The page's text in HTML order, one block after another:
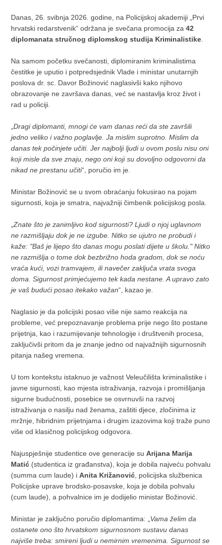
Danas, 26. svibnja 2026. godine, na Policijskoj akademiji „Prvi
hrvatski redarstvenik“ održana je svečana promocija za42
diplomanata stručnog diplomskog studija Kriminalistike
Na samom početku svečanosti, diplomiranim kriminalistima
čestitke je uputio i potpredsjednik Vlade i ministar unutarnjih
poslova dr. sc. Davor Božinović naglasivši kako njihovo
obrazovanje ne završava danas, već se nastavlja kroz život i
rad u policiji.
„Dragi diplomanti, mnogi će vam danas reći da ste završili
jedno veliko i važno poglavlje. Ja mislim suprotno. Mislim da
danas tek počinjete učiti. Jer najbolji ljudi u ovom poslu nisu oni
koji misle da sve znaju, nego oni koji su dovoljno odgovorni da
nikad ne prestanu učiti“, poručio im je.
Ministar Božinović se u svom obraćanju fokusirao na pojam
sigurnosti, koja je smatra, najvažniji čimbenik policijskog posla.
„Znate što je zanimljivo kod sigurnosti? Ljudi o njoj uglavnom
ne razmišljaju dok je ne izgube. Nitko se ujutro ne probudi i
kaže: "Baš je lijepo što danas mogu poslati dijete u školu." Nitko
ne razmišlja o tome dok bezbrižno hoda gradom, dok se noću
vraća kući, vozi tramvajem, ili navečer zaključa vrata svoga
doma. Sigurnost primjećujemo tek kada nestane. A upravo zato
je vaš budući posao itekako važan“, kazao je.
Naglasio je da policijski posao više nije samo reakcija na
probleme, već prepoznavanje problema prije nego što postane
prijetnja, kao i razumijevanje tehnologije i društvenih procesa,
zaključivši pritom da je znanje jedno od najvažnijih sigurnosnih
pitanja našeg vremena.
U tom kontekstu istaknuo je važnost Veleučilišta kriminalistike i
javne sigurnosti, kao mjesta istraživanja, razvoja i promišljanja
sigurne budućnosti, posebice se osvrnuvši na razvoj
istraživanja o nasilju nad ženama, zaštiti djece, zločinima iz
mržnje, hibridnim prijetnjama i drugim izazovima koji traže puno
više od klasičnog policijskog odgovora.
Najuspješnije studentice ove generacije suArijana Marija
Matić (studentica iz građanstva), koja je dobila najveću pohvalu
(summa cum laude) iAnita Križanović , policijska službenica
Policijske uprave brodsko-posavske, koja je dobila pohvalu
(cum laude), a pohvalnice im je dodijelio ministar Božinović.
Ministar je zaključno poručio diplomantima: „ Vama želim da
ostanete ono što hrvatskom sigurnosnom sustavu danas
najviše treba: smireni ljudi u nemirnim vremenima. Sigurnost se